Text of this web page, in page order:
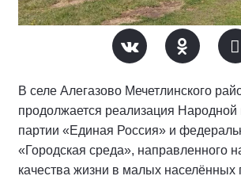
В селе Алегазово Мечетлинского
продолжается реализация
партии «Единая Россия» и
«Городская среда», направленного
качества жизни в малых населённых